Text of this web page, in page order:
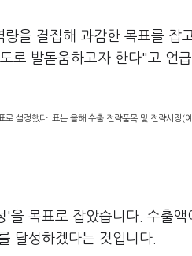
을 결집해 과감한 목표를 잡
로 발돋움하고자 한다"고 언급
설정했다. 표는 올해 수출 전략품목 및 전략시장(
을 목표로 잡았습니다. 수출액
달성하겠다는 것입니다.